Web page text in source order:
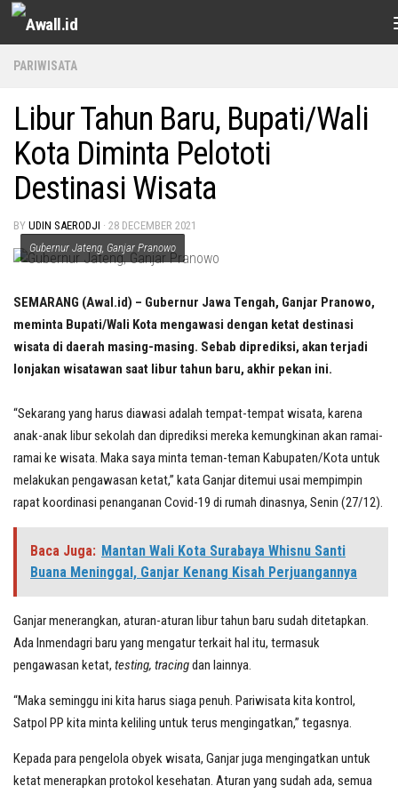
Skip to content
PARIWISATA
Libur Tahun Baru, Bupati/Wali
Kota Diminta Pelototi
Destinasi Wisata
BY UDIN SAERODJI · 28 DECEMBER 2021
Gubernur Jateng, Ganjar Pranowo
SEMARANG (Awal.id) – Gubernur Jawa Tengah, Ganjar Pranowo,
meminta Bupati/Wali Kota mengawasi dengan ketat destinasi
wisata di daerah masing-masing. Sebab diprediksi, akan terjadi
lonjakan wisatawan saat libur tahun baru, akhir pekan ini.
“Sekarang yang harus diawasi adalah tempat-tempat wisata, karena
anak-anak libur sekolah dan diprediksi mereka kemungkinan akan ramai-
ramai ke wisata. Maka saya minta teman-teman Kabupaten/Kota untuk
melakukan pengawasan ketat,” kata Ganjar ditemui usai mempimpin
rapat koordinasi penanganan Covid-19 di rumah dinasnya, Senin (27/12).
Baca Juga: Mantan Wali Kota Surabaya Whisnu Santi
Buana Meninggal, Ganjar Kenang Kisah Perjuangannya
Ganjar menerangkan, aturan-aturan libur tahun baru sudah ditetapkan.
Ada Inmendagri baru yang mengatur terkait hal itu, termasuk
pengawasan ketat, testing, tracingdan lainnya.
“Maka seminggu ini kita harus siaga penuh. Pariwisata kita kontrol,
Satpol PP kita minta keliling untuk terus mengingatkan,” tegasnya.
Kepada para pengelola obyek wisata, Ganjar juga mengingatkan untuk
ketat menerapkan protokol kesehatan. Aturan yang sudah ada, semua